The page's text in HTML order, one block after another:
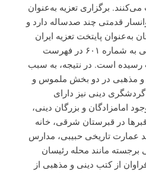
برگزاری تعزیه به‌عنوان
قدمتی چند صدساله دارد و
پایتخت تعزیه ایران
معرفی شده و این رویداد دینی به شماره ۶۰۱ در فهرست
رسیده است. در نتیجه، به سبب
و مذهبی در دو بخش ملموس و
دینی نیز دارای
امامزادگان و بزرگان دینی،
در قبرستان شرقی، خانه
عمارت تاریخی حبیبی، مدارس
برجسته مانند محله رئیسان
از کتب دینی و مذهبی از